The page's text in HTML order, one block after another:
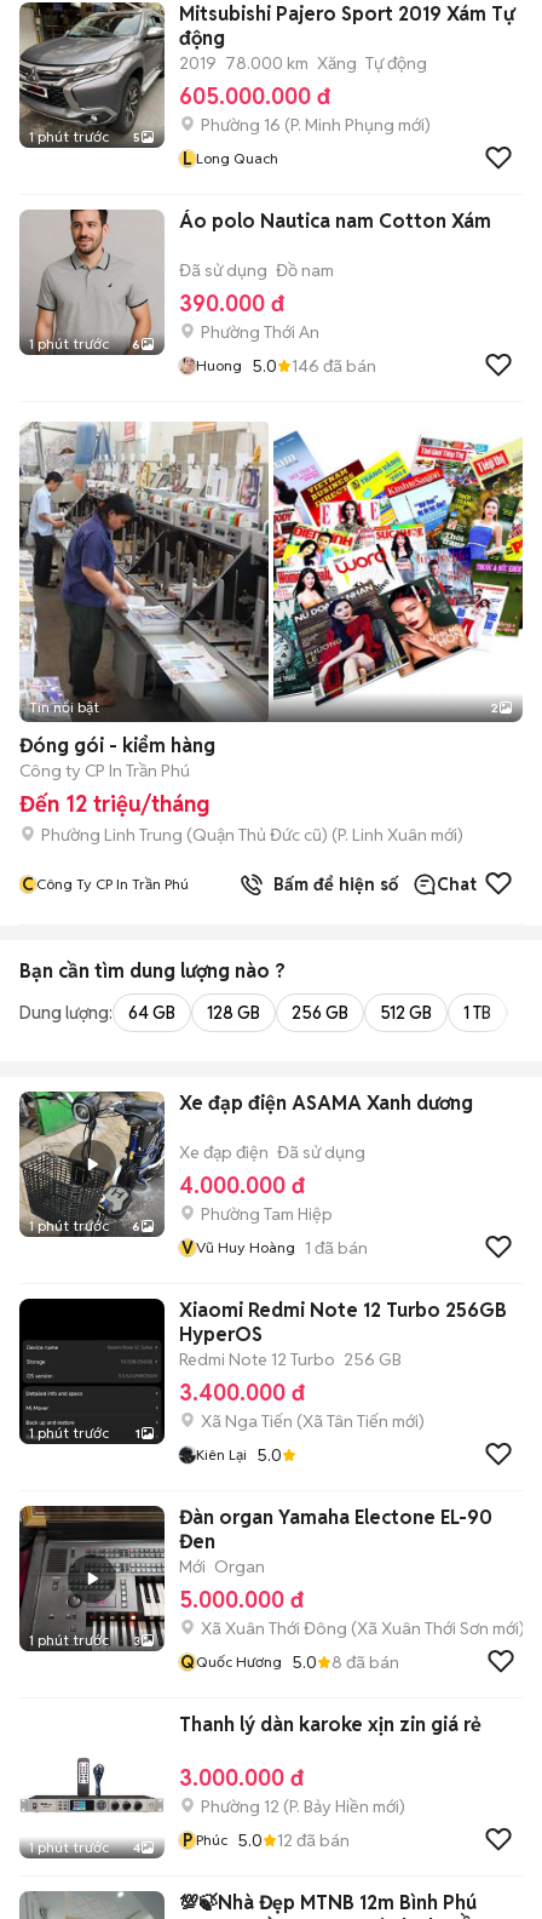
1 phút trước 5
Mitsubishi Pajero Sport 2019 Xám Tự
động
2019 78.000 km Xăng Tự động
605.000.000 đ
Phường 16 (P. Minh Phụng mới)
L Long Quach
1 phút trước 6
Áo polo Nautica nam Cotton Xám
Đã sử dụng Đồ nam
390.000 đ
Phường Thới An
Huong 5.0 146 đã bán
Tin nổi bật 2
Đóng gói - kiểm hàng
Công ty CP In Trần Phú
Đến 12 triệu/tháng
Phường Linh Trung (Quận Thủ Đức cũ) (P. Linh Xuân mới)
CCông Ty CP In Trần Phú Bấm để hiện số Chat
Bạn cần tìm dung lượng nào ?
Dung lượng: 64 GB 128 GB 256 GB 512 GB 1 TB
1 phút trước 6
Xe đạp điện ASAMA Xanh dương
Xe đạp điện Đã sử dụng
4.000.000 đ
Phường Tam Hiệp
VVũ Huy Hoàng 1 đã bán
1 phút trước 1
Xiaomi Redmi Note 12 Turbo 256GB
HyperOS
Redmi Note 12 Turbo 256 GB
3.400.000 đ
Xã Nga Tiến (Xã Tân Tiến mới)
Kiên Lại 5.0
1 phút trước 3
Đàn organ Yamaha Electone EL-90
Đen
Mới Organ
5.000.000 đ
Xã Xuân Thới Đông (Xã Xuân Thới Sơn mới)
QQuốc Hương 5.0 8 đã bán
1 phút trước 4
Thanh lý dàn karoke xịn zin giá rẻ
3.000.000 đ
Phường 12 (P. Bảy Hiền mới)
P Phúc 5.0 12 đã bán
💯🍃Nhà Đẹp MTNB 12m Bình Phú